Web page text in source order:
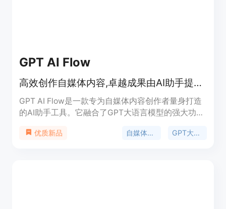
GPT AI Flow
高效创作自媒体内容,卓越成果由AI助手提供支持
GPT AI Flow是一款专为自媒体内容创作者量身打造
的AI助手工具。它融合了GPT大语言模型的强大功能,
草稿、优化语言、分析受众反馈,以及提升内容在搜
优质新品 自媒体内容创作 GPT大语言模型